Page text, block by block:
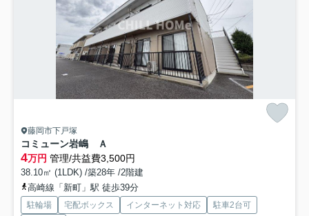
藤岡市下戸塚
コミューン岩嶋 Ａ
4万円 管理/共益費3,500円
38.10㎡ (1LDK) /築28年 /2階建
高崎線「新町」駅 徒歩39分
駐輪場 宅配ボックス インターネット対応
駐車2台可